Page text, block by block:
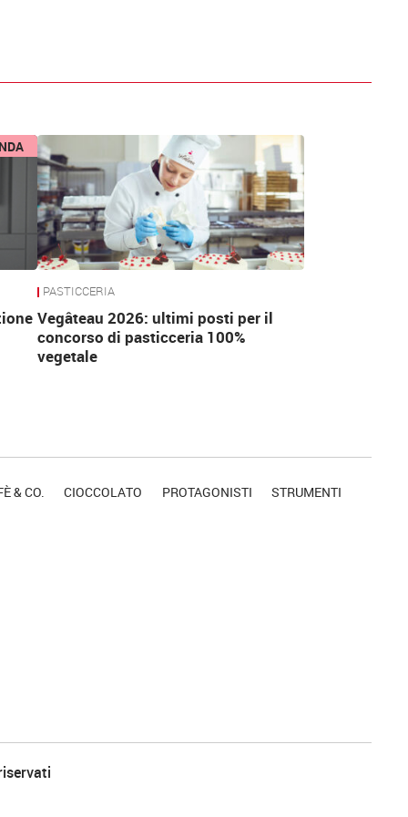
PASTICCERIA
Vegâteau 2026: ultimi posti per il
concorso di pasticceria 100%
vegetale
& CO. CIOCCOLATO PROTAGONISTI STRUMENTI